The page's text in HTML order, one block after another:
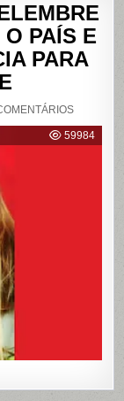
PAÍS E
PARA
EM
59984